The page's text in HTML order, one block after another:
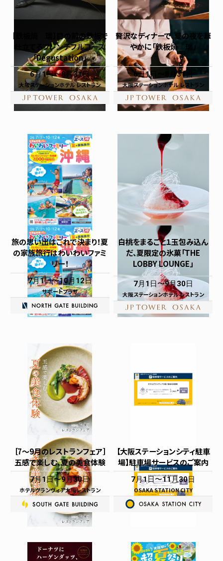
【鉄板焼 瑞】目の前の鉄板で
仕立てるフレンチフルコース
「Dégustation」
6月1日 8月31日
大阪ステーションホテル レストラン
贅沢なディナーで、夏の夜を華
やかに「鉄板焼 瑞」
6月1日 8月31日
大阪ステーションホテル レストラン
旅の思い出はこれで決まり！夏
の家族旅行はわいわいファミ
リー！
7月1日 10月12日
サポートプラザ
白桃をまるごと１玉包み込ん
だ、夏限定の氷菓「THE
LOBBY LOUNGE」
7月1日 9月30日
大阪ステーションホテル レストラン
［7～9月のレストランフェア］
五感で楽しむ、夏の美食体験
7月1日 9月30日
ホテルグランヴィア大阪レストラン
【大阪ステーションシティ駐車
場】駐車場サービスのご案内
7月1日 11月30日
OSAKA STATION CITY